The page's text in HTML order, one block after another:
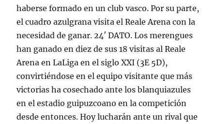
haberse formado en un club vasco. Por su parte,
el cuadro azulgrana visita el Reale Arena con la
necesidad de ganar. 24′ DATO. Los merengues
han ganado en diez de sus 18 visitas al Reale
Arena en LaLiga en el siglo XXI (3E 5D),
convirtiéndose en el equipo visitante que más
victorias ha cosechado ante los blanquiazules
en el estadio guipuzcoano en la competición
desde entonces. Hoy lucharán ante un rival que